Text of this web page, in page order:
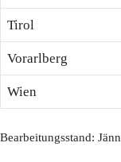
Tirol
Vorarlberg
Wien
Bearbeitungsstand: